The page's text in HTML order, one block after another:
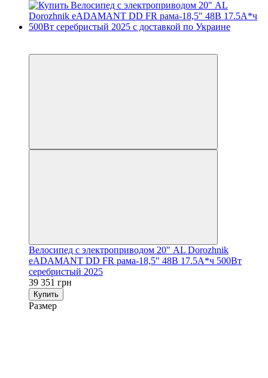
Велосипед с электроприводом 20" AL Dorozhnik
eADAMANT DD FR рама-18,5" 48B 17.5А*ч 500Вт
серебристый 2025
39 351 грн
Купить
Размер